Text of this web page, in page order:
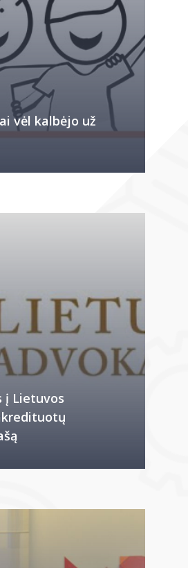
vėl kalbėjo už
į Lietuvos